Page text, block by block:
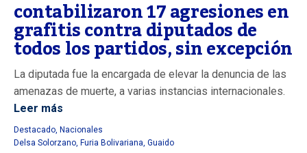
contabilizaron 17 agresiones en
grafitis contra diputados de
todos los partidos, sin excepción
La diputada fue la encargada de elevar la denuncia de las
amenazas de muerte, a varias instancias internacionales.
Leer más
Destacado, Nacionales
Delsa Solorzano, Furia Bolivariana, Guaido